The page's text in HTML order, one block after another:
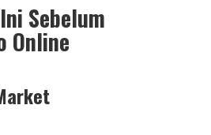
Sebelum
Online